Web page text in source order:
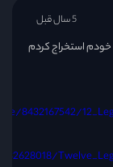
خودم استخراج کردم
8432167542/
5 سال قبل